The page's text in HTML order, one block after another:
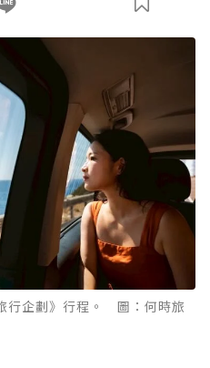
行企劃》行程。 圖：何時旅